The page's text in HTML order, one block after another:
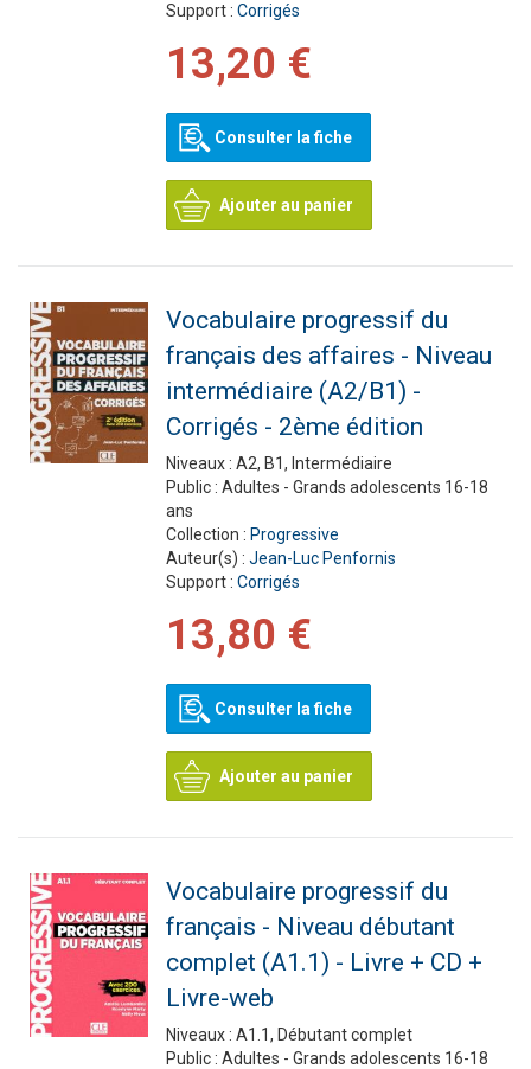
Support : Corrigés
13,20 €
Consulter la fiche
Ajouter au panier
Vocabulaire progressif du
français des affaires - Niveau
intermédiaire (A2/B1) -
Corrigés - 2ème édition
Niveaux : A2, B1, Intermédiaire
Public : Adultes - Grands adolescents 16-18
ans
Collection : Progressive
Auteur(s) : Jean-Luc Penfornis
Support : Corrigés
13,80 €
Consulter la fiche
Ajouter au panier
Vocabulaire progressif du
français - Niveau débutant
complet (A1.1) - Livre + CD +
Livre-web
Niveaux : A1.1, Débutant complet
Public : Adultes - Grands adolescents 16-18